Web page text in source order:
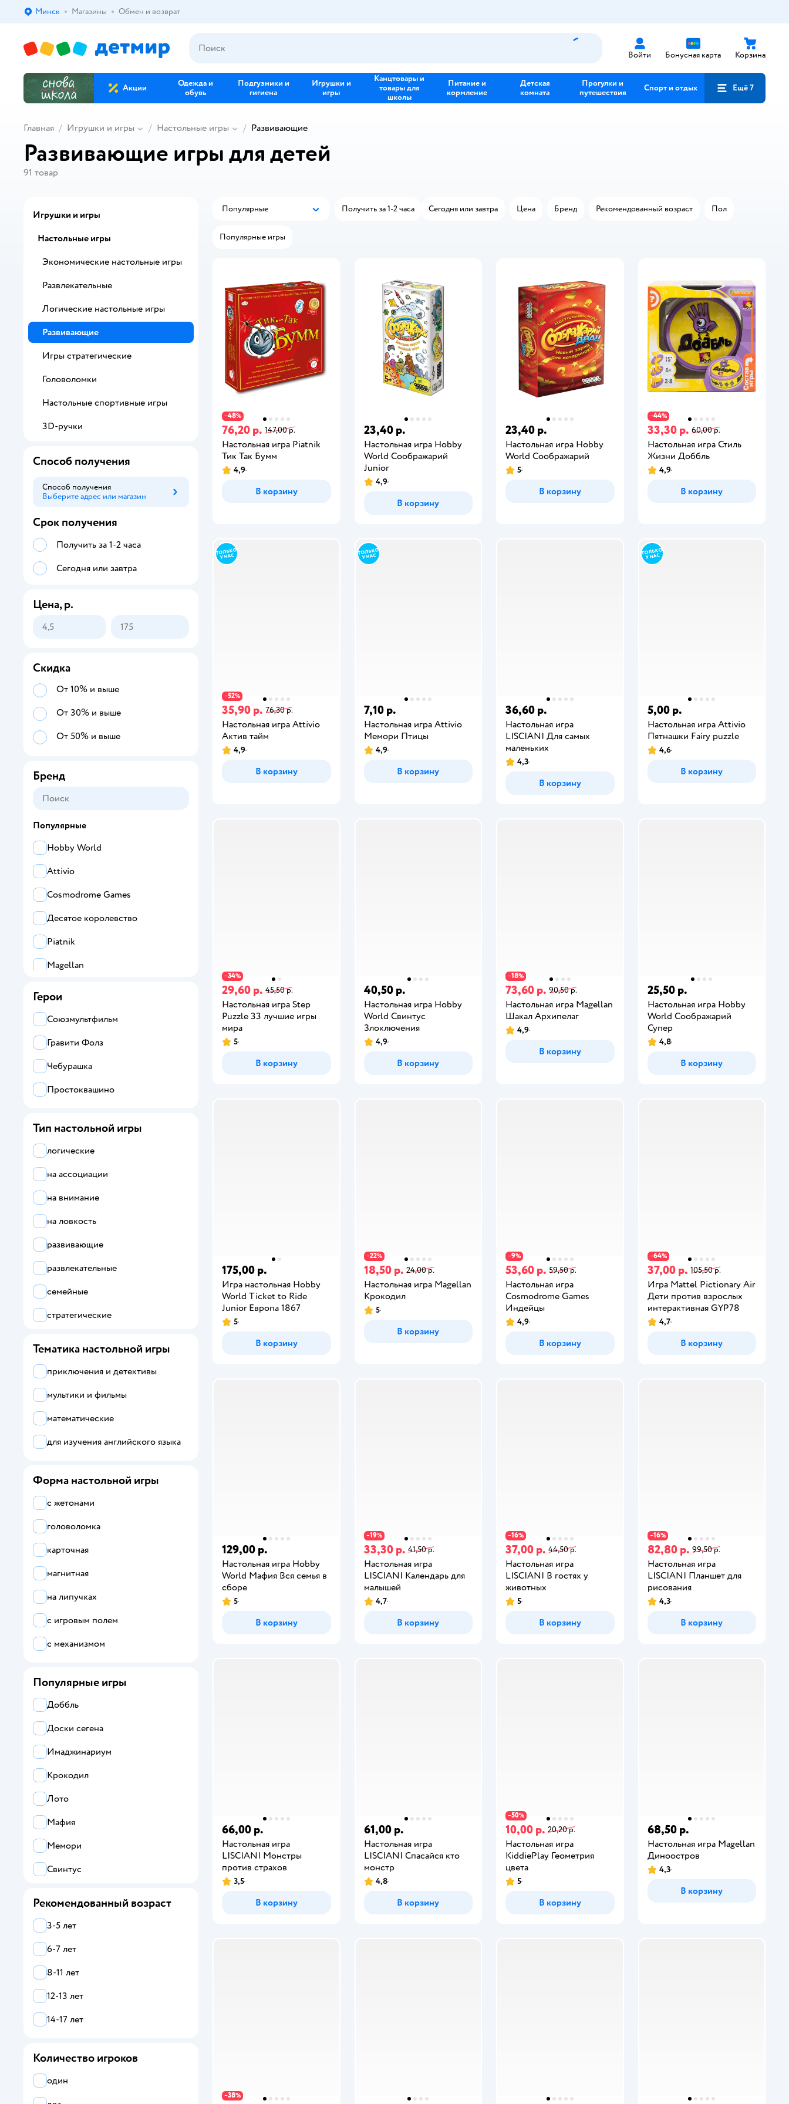
Выбор адреса доставки.
Минск Магазины Обмен и возврат
Войти Бонусная карта Корзина
Акции
Одежда и
обувь
Подгузники и
гигиена
Игрушки и
игры
Канцтовары и
товары для
школы
Питание и
кормление
Детская
комната
Прогулки и
путешествия
Спорт и отдых Ещё 7
Главная Игрушки и игры Настольные игры Развивающие
Развивающие игры для детей
91 товар
Популярные
Популярные Получить за 1-2 часа Сегодня или завтра Цена Бренд Рекомендованный возраст Пол
Популярные игры
−48%
76,20 р. 147,00 р.
Настольная игра Piatnik
Тик Так Бумм
4,9
В корзину
23,40 р.
Настольная игра Hobby
World Соображарий
Junior
4,9
В корзину
23,40 р.
Настольная игра Hobby
World Соображарий
5
В корзину
−44%
33,30 р. 60,00 р.
Настольная игра Стиль
Жизни Доббль
4,9
В корзину
−52%
35,90 р. 76,30 р.
Настольная игра Attivio
Актив тайм
4,9
В корзину
7,10 р.
Настольная игра Attivio
Мемори Птицы
4,9
В корзину
36,60 р.
Настольная игра
LISCIANI Для самых
маленьких
4,3
В корзину
5,00 р.
Настольная игра Attivio
Пятнашки Fairy puzzle
4,6
В корзину
−34%
29,60 р. 45,50 р.
Настольная игра Step
Puzzle 33 лучшие игры
мира
5
В корзину
40,50 р.
Настольная игра Hobby
World Свинтус
Злоключения
4,9
В корзину
−18%
73,60 р. 90,50 р.
Настольная игра Magellan
Шакал Архипелаг
4,9
В корзину
25,50 р.
Настольная игра Hobby
World Соображарий
Супер
4,8
В корзину
175,00 р.
Игра настольная Hobby
World Ticket to Ride
Junior Европа 1867
5
В корзину
−22%
18,50 р. 24,00 р.
Настольная игра Magellan
Крокодил
5
В корзину
−9%
53,60 р. 59,50 р.
Настольная игра
Cosmodrome Games
Индейцы
4,9
В корзину
−64%
37,00 р. 105,50 р.
Игра Mattel Pictionary Air
Дети против взрослых
интерактивная GYP78
4,7
В корзину
129,00 р.
Настольная игра Hobby
World Мафия Вся семья в
сборе
5
В корзину
−19%
33,30 р. 41,50 р.
Настольная игра
LISCIANI Календарь для
малышей
4,7
В корзину
−16%
37,00 р. 44,50 р.
Настольная игра
LISCIANI В гостях у
животных
5
В корзину
−16%
82,80 р. 99,50 р.
Настольная игра
LISCIANI Планшет для
рисования
4,3
В корзину
66,00 р.
Настольная игра
LISCIANI Монстры
против страхов
3,5
В корзину
61,00 р.
Настольная игра
LISCIANI Спасайся кто
монстр
4,8
В корзину
−50%
10,00 р. 20,20 р.
Настольная игра
KiddiePlay Геометрия
цвета
5
В корзину
68,50 р.
Настольная игра Magellan
Диноостров
4,3
В корзину
−38%
Игрушки и игры
Настольные игры
Экономические настольные игры
Развлекательные
Логические настольные игры
Развивающие
Игры стратегические
Головоломки
Настольные спортивные игры
3D-ручки
Способ получения
Способ получения
Выберите адрес или магазин
Способ получения
Срок получения
Получить за 1-2 часа
Сегодня или завтра
Цена, р.
Скидка
От 10% и выше
От 30% и выше
От 50% и выше
Бренд
Популярные
Hobby World
Attivio
Cosmodrome Games
Десятое королевство
Piatnik
Magellan
Все
Cosmodrome Games
Far far land
Hape
Hobby World
KiddiePlay
LISCIANI
Magellan
Mattel
NEWSUN
Десятое королевство
Стиль Жизни
УМка
Умные игры
Герои
Союзмультфильм
Гравити Фолз
Чебурашка
Простоквашино
Тип настольной игры
логические
на ассоциации
на внимание
на ловкость
развивающие
развлекательные
семейные
стратегические
Тематика настольной игры
приключения и детективы
мультики и фильмы
математические
для изучения английского языка
Форма настольной игры
с жетонами
головоломка
карточная
магнитная
на липучках
с игровым полем
с механизмом
Популярные игры
Доббль
Доски сегена
Имаджинариум
Крокодил
Лото
Мафия
Мемори
Свинтус
Рекомендованный возраст
3-5 лет
6-7 лет
8-11 лет
12-13 лет
14-17 лет
Количество игроков
один